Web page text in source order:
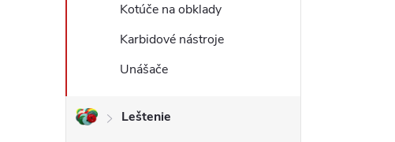
Kotúče na obklady
Karbidové nástroje
Unášače
Leštenie